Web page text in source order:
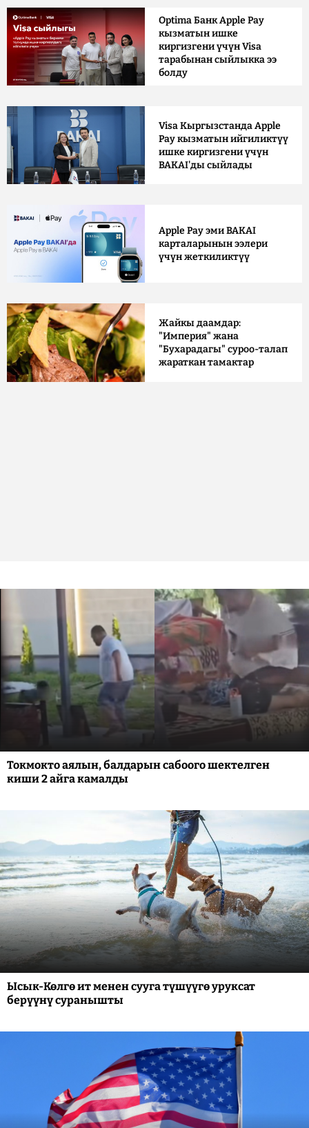
Optima Банк Apple Pay
кызматын ишке
киргизгени үчүн Visa
тарабынан сыйлыкка ээ
болду
Visa Кыргызстанда Apple
Pay кызматын ийгиликтүү
ишке киргизгени үчүн
BAKAI'ды сыйлады
Apple Pay эми BAKAI
карталарынын ээлери
үчүн жеткиликтүү
Жайкы даамдар:
"Империя" жана
"Бухарадагы" суроо-талап
жараткан тамактар
Токмокто аялын, балдарын сабоого шектелген
киши 2 айга камалды
Ысык-Көлгө ит менен сууга түшүүгө уруксат
берүүнү суранышты